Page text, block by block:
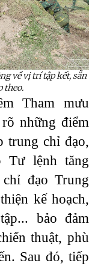
về vị trí tập kết, sẵn
theo.
Tham mưu
những điểm
trung chỉ đạo,
Tư lệnh tăng
đạo Trung
kế hoạch,
bảo đảm
thuật, phù
Sau đó, tiếp